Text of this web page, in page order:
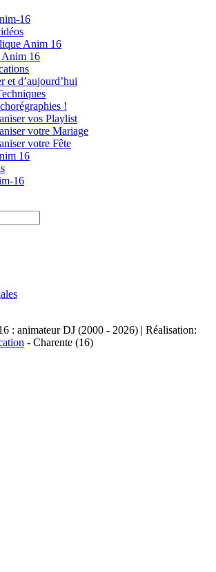
16
Anim 16
Anim 16
et d’aujourd’hui
!
vos Playlist
votre Mariage
votre Fête
16
16
: animateur DJ (2000 - 2026) | Réalisation:
- Charente (16)